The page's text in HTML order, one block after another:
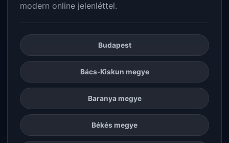
modern online jelenléttel.
Budapest
Bács-Kiskun megye
Baranya megye
Békés megye